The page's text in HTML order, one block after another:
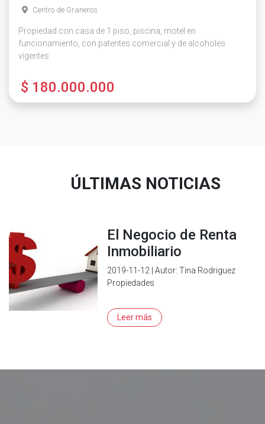
Centro de Graneros
Propiedad con casa de 1 piso, piscina, motel en
funcionamiento, con patentes comercial y de alcoholes
vigentes.
$ 180.000.000
ÚLTIMAS NOTICIAS
El Negocio de Renta
Inmobiliario
2019-11-12 | Autor: Tina Rodriguez
Propiedades
Leer más